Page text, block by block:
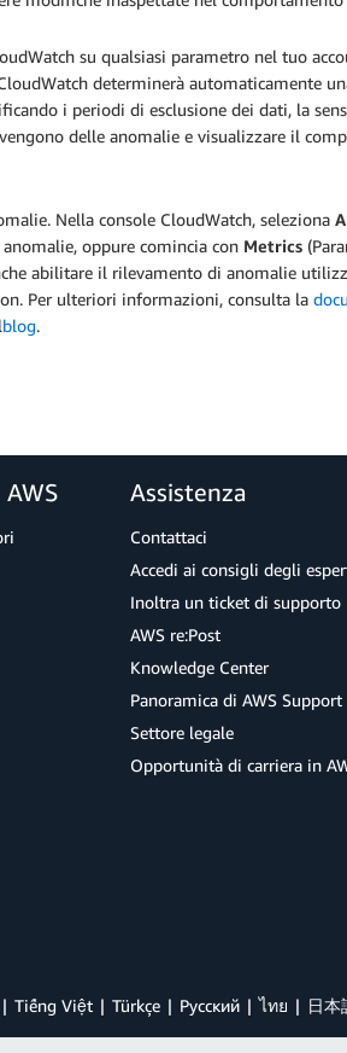
su qualsiasi parametro nel tuo
determinerà automaticamente
i periodi di esclusione dei dati, la
delle anomalie e visualizzare il
Nella console CloudWatch, seleziona
oppure comincia con Metrics
abilitare il rilevamento di anomalie
Per ulteriori informazioni, consulta la
blog.
Assistenza
Contattaci
Accedi ai consigli degli
Inoltra un ticket di supporto
AWS re:Post
Knowledge Center
Panoramica di AWS Support
Settore legale
Opportunità di carriera in
Tiếng Việt Türkçe Ρусский ไทย 日本